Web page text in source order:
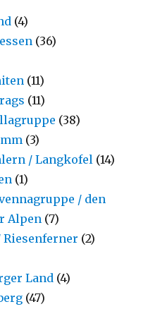
(4)
(36)
(11)
(11)
(38)
(3)
/ Langkofel (14)
(1)
/ den
Alpen (7)
(2)
Land (4)
(47)